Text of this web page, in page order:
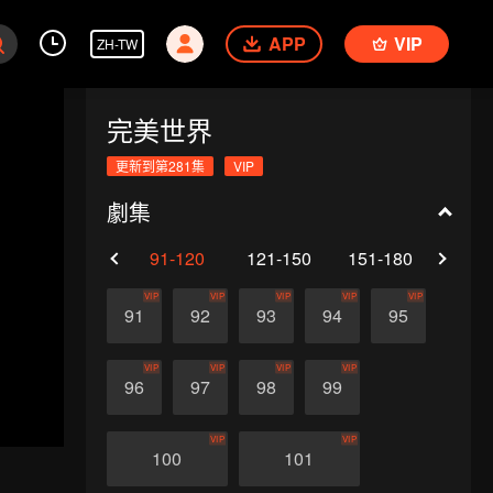
ZH-TW APP VIP
完美世界
更新到第281集 VIP
劇集
91-120 121-150 151-180
91
VIP
92
VIP
93
VIP
94
VIP
95
VIP
96
VIP
97
VIP
98
VIP
99
VIP
100
VIP
101
VIP